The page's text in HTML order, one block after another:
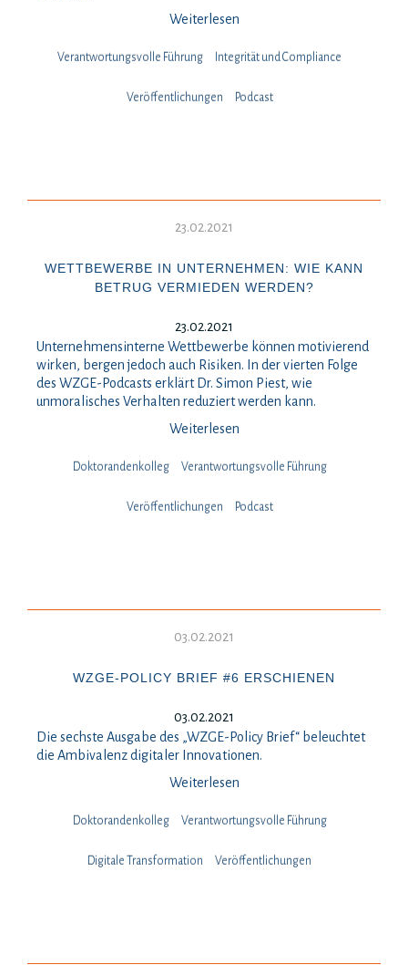
Weiterlesen
Verantwortungsvolle Führung Integrität und Compliance
Veröffentlichungen Podcast
23.02.2021
WETTBEWERBE IN UNTERNEHMEN: WIE KANN
BETRUG VERMIEDEN WERDEN?
23.02.2021
Unternehmensinterne Wettbewerbe können motivierend
wirken, bergen jedoch auch Risiken. In der vierten Folge
des WZGE-Podcasts erklärt Dr. Simon Piest, wie
unmoralisches Verhalten reduziert werden kann.
Weiterlesen
Doktorandenkolleg Verantwortungsvolle Führung
Veröffentlichungen Podcast
03.02.2021
WZGE-POLICY BRIEF #6 ERSCHIENEN
03.02.2021
Die sechste Ausgabe des „WZGE-Policy Brief“ beleuchtet
die Ambivalenz digitaler Innovationen.
Weiterlesen
Doktorandenkolleg Verantwortungsvolle Führung
Digitale Transformation Veröffentlichungen